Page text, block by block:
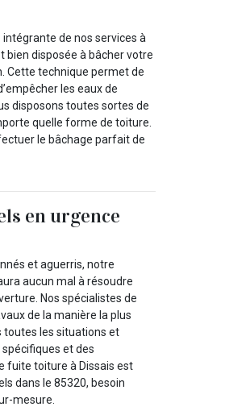
de nos services à
bien disposée à bâcher votre
Cette technique permet de
les eaux de
disposons toutes sortes de
quelle forme de toiture.
le bâchage parfait de
en urgence
et aguerris, notre
aucun mal à résoudre
Nos spécialistes de
de la manière la plus
toutes les situations et
et des
fuite toiture à Dissais est
dans le 85320, besoin
mesure.